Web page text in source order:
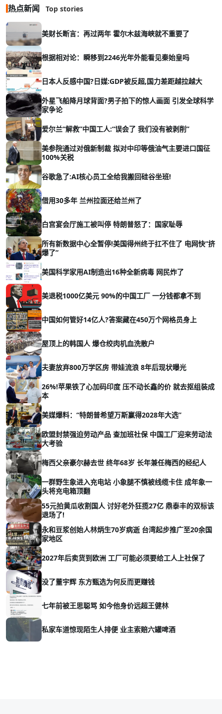
热点新闻 Top stories
美财长断言：再过两年 霍尔木兹海峡就不重要了
根据相对论：瞬移到2246光年外能看见秦始皇吗
日本人反感中国?日媒:GDP被反超,国力差距越拉越大
外星飞船降月球背面?男子拍下的惊人画面 引发全球科学
家争论
爱尔兰“解救”中国工人:“误会了 我们没有被剥削”
美参院通过对俄新制裁 拟对中印等俄油气主要进口国征
100%关税
谷歌急了:AI核心员工全给我搬回硅谷坐班!
借用30多年 兰州拉面还给兰州了
白宫宴会厅施工被叫停 特朗普怒了：国家耻辱
所有新数据中心全暂停!美国得州终于扛不住了 电网快“挤
爆了”
美国科学家用AI制造出16种全新病毒 网民炸了
美退税1000亿美元 90%的中国工厂 一分钱都拿不到
中国如何管好14亿人?答案藏在450万个网格员身上
屋顶上的韩国人 爆仓绞肉机血洗散户
夫妻放弃800万学区房 带娃流浪 8年后现状曝光
26%!苹果铁了心加码印度 压不动长鑫的价 就去抠组装成
本
美媒爆料：“特朗普希望万斯赢得2028年大选”
欧盟封禁强迫劳动产品 查加班社保 中国工厂迎来劳动法
大考验
梅西父亲豪尔赫去世 终年68岁 长年兼任梅西的经纪人
一群野生象进入充电站 小象腿不慎被线缆卡住 成年象一
头将充电箱顶翻
55元拍黄瓜收割国人 讨好老外狂揽27亿 鼎泰丰的双标该
退场了!
永和豆浆创始人林炳生70岁病逝 台湾起步推广至20余国
家地区
2027年后卖货到欧洲 工厂可能必须要给工人上社保了
没了董宇辉 东方甄选为何反而更赚钱
七年前被王思聪骂 如今他身价远超王健林
私家车道惊现陌生人排便 业主索赔六罐啤酒